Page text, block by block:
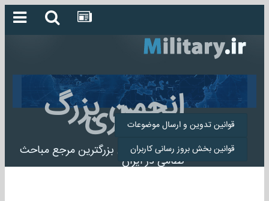
انجمن بزرگ
میلیتاری
انجمن میلیتاری بزرگترین مرجع مباحث
نظامی در ایران
قوانین تدوین و ارسال موضوعات
قوانین بخش بروز رسانی کاربران